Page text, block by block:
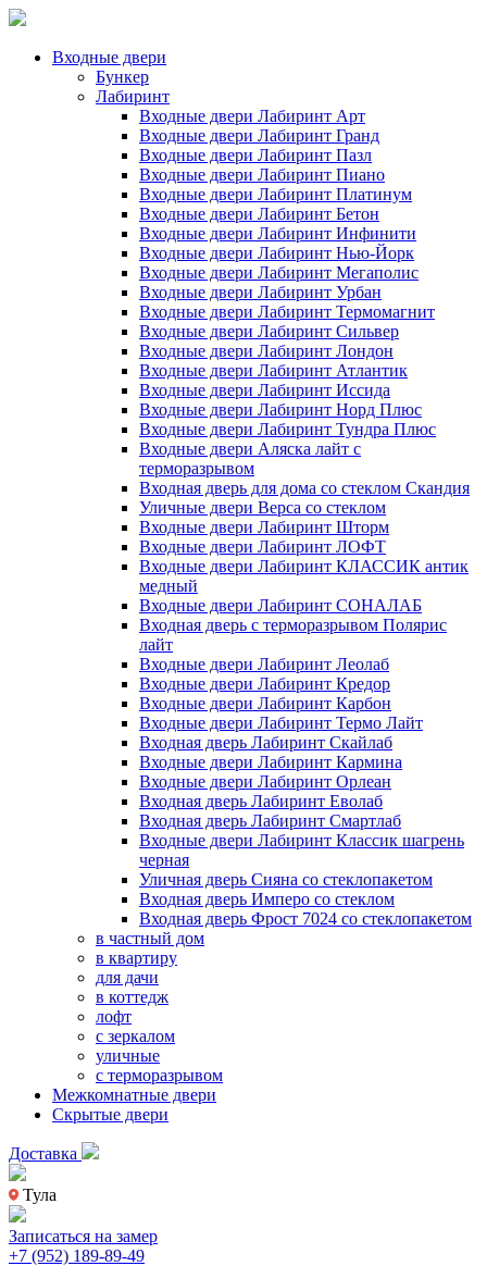
Входные двери
Бункер
Лабиринт
Входные двери Лабиринт Арт
Входные двери Лабиринт Гранд
Входные двери Лабиринт Пазл
Входные двери Лабиринт Пиано
Входные двери Лабиринт Платинум
Входные двери Лабиринт Бетон
Входные двери Лабиринт Инфинити
Входные двери Лабиринт Нью-Йорк
Входные двери Лабиринт Мегаполис
Входные двери Лабиринт Урбан
Входные двери Лабиринт Термомагнит
Входные двери Лабиринт Сильвер
Входные двери Лабиринт Лондон
Входные двери Лабиринт Атлантик
Входные двери Лабиринт Иссида
Входные двери Лабиринт Норд Плюс
Входные двери Лабиринт Тундра Плюс
Входные двери Аляска лайт с
терморазрывом
Входная дверь для дома со стеклом Скандия
Уличные двери Верса со стеклом
Входные двери Лабиринт Шторм
Входные двери Лабиринт ЛОФТ
Входные двери Лабиринт КЛАССИК антик
медный
Входные двери Лабиринт СОНАЛАБ
Входная дверь с терморазрывом Полярис
лайт
Входные двери Лабиринт Леолаб
Входные двери Лабиринт Кредор
Входные двери Лабиринт Карбон
Входные двери Лабиринт Термо Лайт
Входная дверь Лабиринт Скайлаб
Входные двери Лабиринт Кармина
Входные двери Лабиринт Орлеан
Входная дверь Лабиринт Еволаб
Входная дверь Лабиринт Смартлаб
Входные двери Лабиринт Классик шагрень
черная
Уличная дверь Сияна со стеклопакетом
Входная дверь Имперо со стеклом
Входная дверь Фрост 7024 со стеклопакетом
в частный дом
в квартиру
для дачи
в коттедж
лофт
с зеркалом
уличные
с терморазрывом
Межкомнатные двери
Скрытые двери
Доставка
Тула
Записаться на замер
+7 (952) 189-89-49